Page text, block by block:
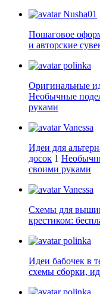
Nusha01
Пошаговое
и авторские
polinka
Оригинальные
Необычные
руками
Vanessa
Идеи для
досок 1
своими руками
Vanessa
Схемы для
крестиком:
polinka
Идеи бабочек в
схемы сборки,